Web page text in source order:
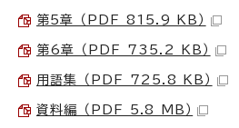
第5章 （PDF 815.9 KB）
第6章 （PDF 735.2 KB）
用語集 （PDF 725.8 KB）
資料編 （PDF 5.8 MB）